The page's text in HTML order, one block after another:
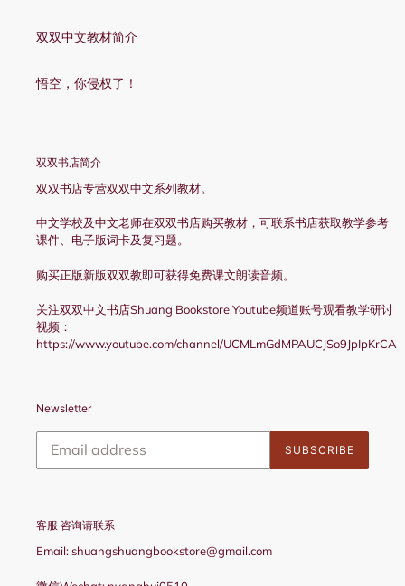
双双中文教材简介
悟空，你侵权了！
双双书店简介
双双书店专营双双中文系列教材。
中文学校及中文老师在双双书店购买教材，可联系书店获取教学参考
课件、电子版词卡及复习题。
购买正版新版双双教即可获得免费课文朗读音频。
关注双双中文书店Shuang Bookstore Youtube频道账号观看教学研讨
视频：
https://www.youtube.com/channel/UCMLmGdMPAUCJSo9JpIpKrCA
Newsletter
SUBSCRIBE
客服 咨询请联系
Email: shuangshuangbookstore@gmail.com